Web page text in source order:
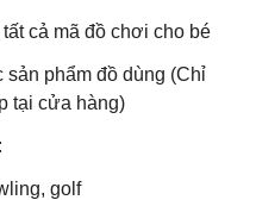
cả mã đồ chơi cho bé
phẩm đồ dùng (Chỉ
tại cửa hàng)
golf